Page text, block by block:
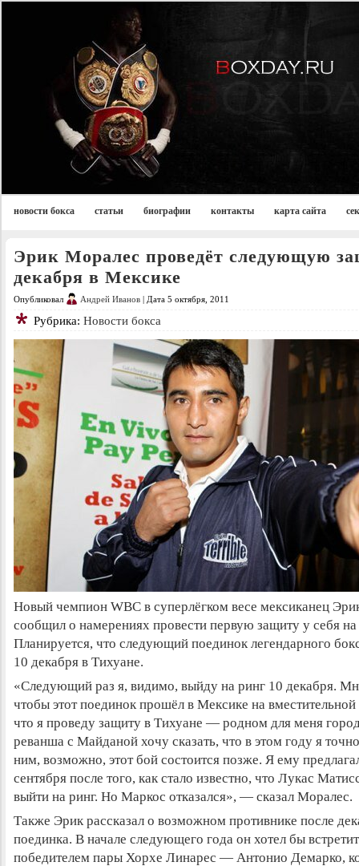
новости бокса статьи биографии контакты карта сайта
Эрик Моралес проведёт следующую
декабря в Мексике
Опубликовал Андрей Иванов | Дата 5 октября, 2011
Рубрика: Новости бокса
Новый чемпион WBC в суперлёгком весе мексиканец
сообщил о намерениях провести первую защиту у себя
Планируется, что следующий поединок легендарного
10 декабря в Тихуане.
«Следующий раз я, видимо, выйду на ринг 10 декабря.
чтобы этот поединок прошёл в Мексике на
что я проведу защиту в Тихуане — родном для меня
реванша с Майданой хочу сказать, что в этом году я
ним, возможно, этот бой состоится позже. Я ему
сентября после того, как стало известно, что Лукас
выйти на ринг. Но Маркос отказался», — сказал Моралес.
Также Эрик рассказал о возможном противнике после
поединка. В начале следующего года он хотел бы
победителем пары Хорхе Линарес — Антонио Демарко,